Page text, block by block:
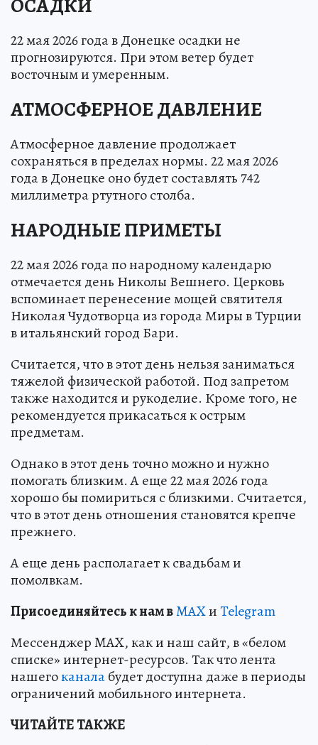
ОСАДКИ
22 мая 2026 года в Донецке осадки не
прогнозируются. При этом ветер будет
восточным и умеренным.
АТМОСФЕРНОЕ ДАВЛЕНИЕ
Атмосферное давление продолжает
сохраняться в пределах нормы. 22 мая 2026
года в Донецке оно будет составлять 742
миллиметра ртутного столба.
НАРОДНЫЕ ПРИМЕТЫ
22 мая 2026 года по народному календарю
отмечается день Николы Вешнего. Церковь
вспоминает перенесение мощей святителя
Николая Чудотворца из города Миры в Турции
в итальянский город Бари.
Считается, что в этот день нельзя заниматься
тяжелой физической работой. Под запретом
также находится и рукоделие. Кроме того, не
рекомендуется прикасаться к острым
предметам.
Однако в этот день точно можно и нужно
помогать близким. А еще 22 мая 2026 года
хорошо бы помириться с близкими. Считается,
что в этот день отношения становятся крепче
прежнего.
А еще день располагает к свадьбам и
помолвкам.
Присоединяйтесь к нам вMAXиTelegram
Мессенджер MAX, как и наш сайт, в «белом
списке» интернет-ресурсов. Так что лента
нашегоканалабудет доступна даже в периоды
ограничений мобильного интернета.
ЧИТАЙТЕ ТАКЖЕ